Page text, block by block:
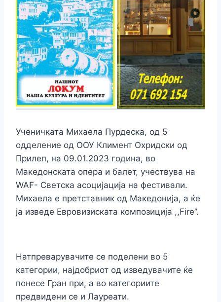
Ученичката Михаела Пурдеска, од 5
одделение од ООУ Климент Охридски од
Прилеп, на 09.01.2023 година, во
Македонската опера и балет, учествува на
WAF- Светска асоцијација на фестивали.
Михаела е претставник од Македонија, а ќе
ја изведе Евровизиската композиција ,,Fire”.
Натпреварувачите се поделени во 5
категории, најдобриот од изведувачите ќе
понесе Гран при, а во категориите
предвидени се и Лауреати.